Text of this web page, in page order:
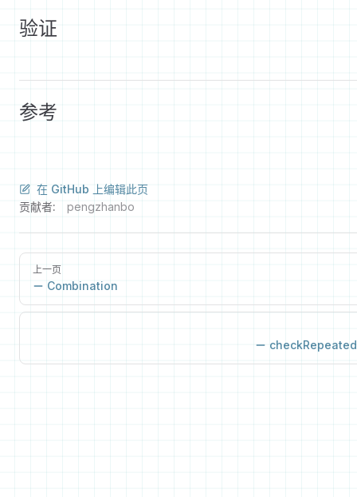
验证
参考
在 GitHub 上编辑此页
贡献者:
pengzhanbo
上一页
Combination